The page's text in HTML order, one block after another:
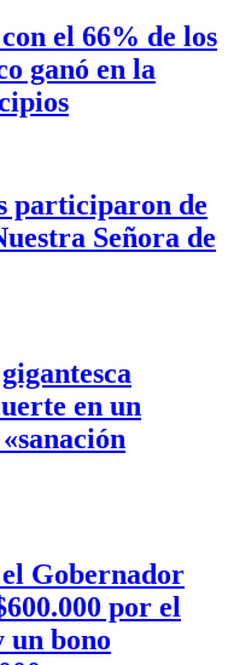
el 66% de los
ganó en la
participaron de
Señora de
en un
Gobernador
por el
un bono